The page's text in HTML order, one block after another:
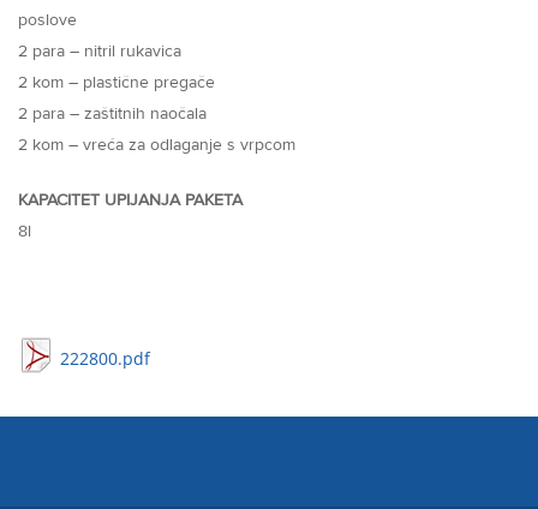
poslove
2 para – nitril rukavica
2 kom – plastične pregače
2 para – zaštitnih naočala
2 kom – vreća za odlaganje s vrpcom
KAPACITET UPIJANJA PAKETA
8l
222800.pdf